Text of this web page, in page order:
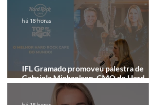
recebe festival eletrônico em agosto
IFL Gramado promoveu palestra de
Gabriela Michaelsen, CMO do Hard
Rock Cafe Gramado
há 18 horas